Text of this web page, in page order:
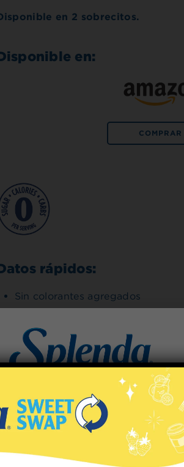
en 2 sobrecitos.
en:
COMPRAR
rápidos:
Sin colorantes agregados
Cero calorías
Cero carbohidratos
Elaborado con sabores
naturales; con la frescura y
Sign Up for
The Sweet Dish